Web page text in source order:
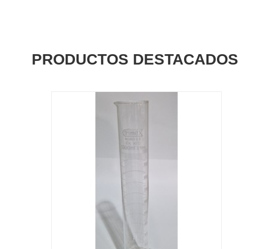
PRODUCTOS DESTACADOS